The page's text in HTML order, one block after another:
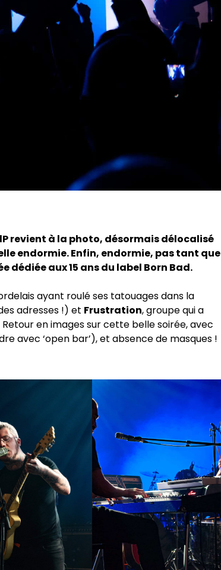
revient à la photo, désormais délocalisé
endormie. Enfin, endormie, pas tant que
dédiée aux 15 ans du label Born Bad.
ayant roulé ses tatouages dans la
adresses !) et Frustration, groupe qui a
en images sur cette belle soirée, avec
avec ‘open bar’), et absence de masques !